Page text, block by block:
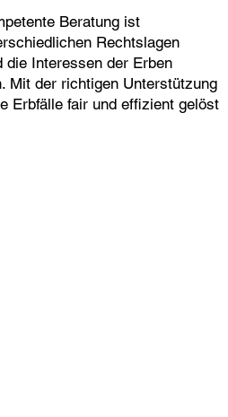
Beratung ist
Rechtslagen
die Interessen der Erben
Mit der richtigen Unterstützung
Erbfälle fair und effizient gelöst